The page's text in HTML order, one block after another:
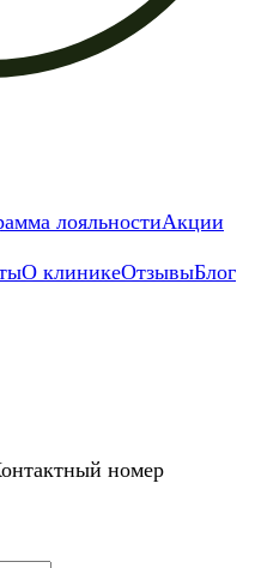
лояльностиАкции
О клиникеОтзывыБлог
номер